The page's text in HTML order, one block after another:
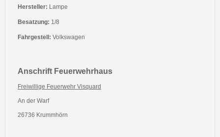
Hersteller: Lampe
Besatzung: 1/8
Fahrgestell: Volkswagen
Anschrift Feuerwehrhaus
Freiwillige Feuerwehr Visquard
An der Warf
26736 Krummhörn